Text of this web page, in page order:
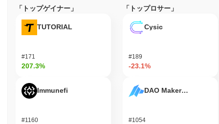
FINEは、2023年9月に発表された最近のガバナンス提案を通じて
ザー体験の向上とエコシステム統合の拡大に重点を置いていま
す。プロジェクトは複数の取引プラットフォームで存在感を維持
ています。さらに、FINEはさまざまな分散型アプリケーションと
のパートナーシップを確立し、DeFiセクターでの関連性をさらに
的な関連性を支持し、開発とコミュニティの関与へのコミットメ
「トップゲイナー」
TUTORIAL
#171
207.3%
Immunefi
#1160
「トップロサー」
Cysic
#189
-23.1%
DAO Maker Token
#1054